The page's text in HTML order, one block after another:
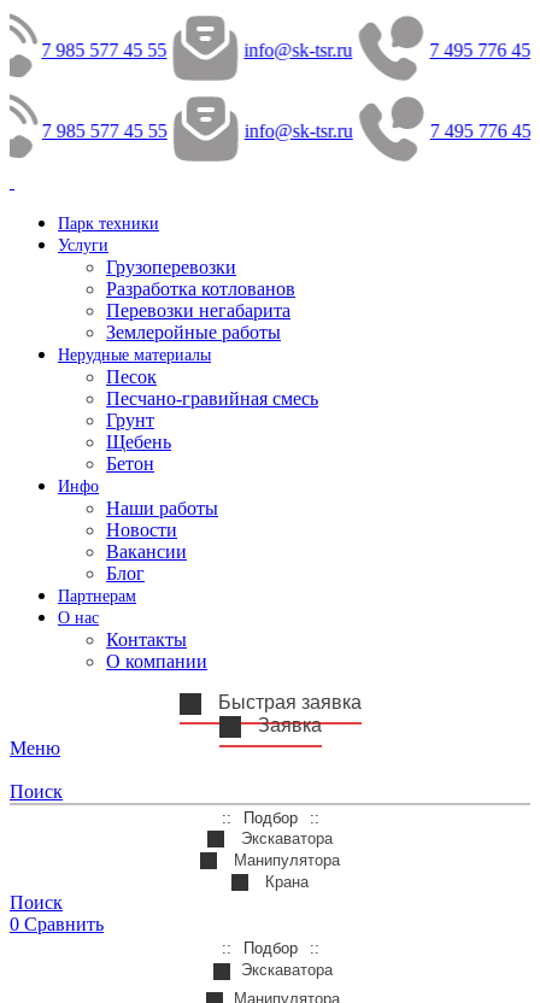
7 985 577 45 55 info@sk-tsr.ru 7 495 776 45
7 985 577 45 55 info@sk-tsr.ru 7 495 776 45
Парк техники
Услуги
Грузоперевозки
Разработка котлованов
Перевозки негабарита
Землеройные работы
Нерудные материалы
Песок
Песчано-гравийная смесь
Грунт
Щебень
Бетон
Инфо
Наши работы
Новости
Вакансии
Блог
Партнерам
О нас
Контакты
О компании
Быстрая заявка
Заявка
Меню
Поиск
Подбор
Экскаватора
Манипулятора
Крана
Поиск
0 Сравнить
Подбор
Экскаватора
Манипулятора